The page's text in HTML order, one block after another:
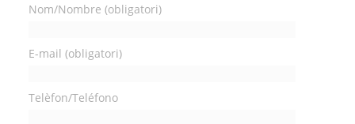
Nom/Nombre (obligatori)
E-mail (obligatori)
Telèfon/Teléfono